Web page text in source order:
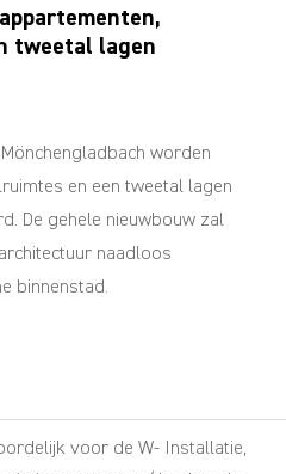
tweetal lagen
worden
en een tweetal lagen
De gehele nieuwbouw zal
naadloos
binnenstad.
voor de W- Installatie,